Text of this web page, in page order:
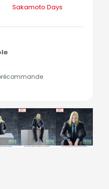
Sakamoto Days